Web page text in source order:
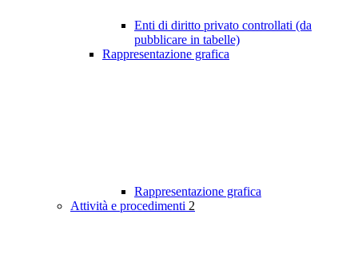
Enti di diritto privato controllati (da
pubblicare in tabelle)
Rappresentazione grafica
Rappresentazione grafica
Attività e procedimenti 2